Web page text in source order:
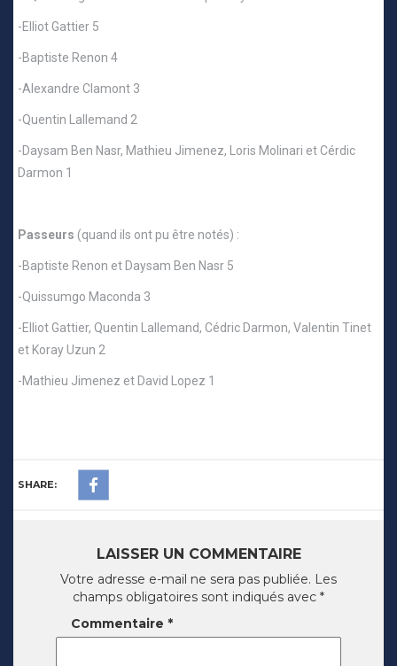
-Elliot Gattier 5
-Baptiste Renon 4
-Alexandre Clamont 3
-Quentin Lallemand 2
-Daysam Ben Nasr, Mathieu Jimenez, Loris Molinari et Cérdic
Darmon 1
Passeurs (quand ils ont pu être notés) :
-Baptiste Renon et Daysam Ben Nasr 5
-Quissumgo Maconda 3
-Elliot Gattier, Quentin Lallemand, Cédric Darmon, Valentin Tinet
et Koray Uzun 2
-Mathieu Jimenez et David Lopez 1
SHARE:
LAISSER UN COMMENTAIRE
Votre adresse e-mail ne sera pas publiée. Les
champs obligatoires sont indiqués avec *
Commentaire *